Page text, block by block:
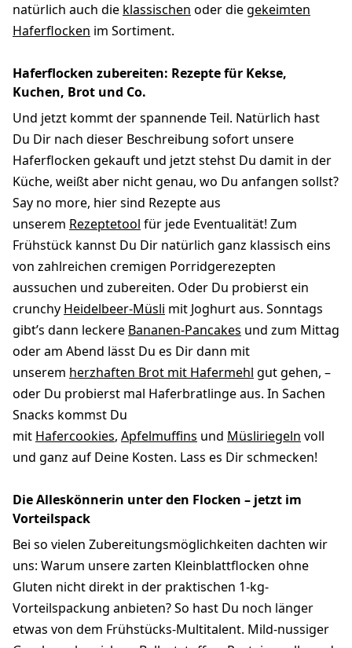
natürlich auch die klassischen oder diegekeimten
Haferflocken im Sortiment.
Haferflocken zubereiten: Rezepte für Kekse,
Kuchen, Brot und Co.
Und jetzt kommt der spannende Teil. Natürlich hast
Du Dir nach dieser Beschreibung sofort unsere
Haferflocken gekauft und jetzt stehst Du damit in der
Küche, weißt aber nicht genau, wo Du anfangen sollst?
Say no more, hier sind Rezepte aus
unserem Rezeptetool für jede Eventualität! Zum
Frühstück kannst Du Dir natürlich ganz klassisch eins
von zahlreichen cremigen Porridgerezepten
aussuchen und zubereiten. Oder Du probierst ein
crunchy Heidelbeer-Müsli mit Joghurt aus. Sonntags
gibt’s dann leckere Bananen-Pancakes und zum Mittag
oder am Abend lässt Du es Dir dann mit
unserem herzhaften Brot mit Hafermehl gut gehen, –
oder Du probierst mal Haferbratlinge aus. In Sachen
Snacks kommst Du
mit Hafercookies, Apfelmuffins und Müsliriegeln voll
und ganz auf Deine Kosten. Lass es Dir schmecken!
Die Alleskönnerin unter den Flocken – jetzt im
Vorteilspack
Bei so vielen Zubereitungsmöglichkeiten dachten wir
uns: Warum unsere zarten Kleinblattflocken ohne
Gluten nicht direkt in der praktischen 1-kg-
Vorteilspackung anbieten? So hast Du noch länger
etwas von dem Frühstücks-Multitalent. Mild-nussiger